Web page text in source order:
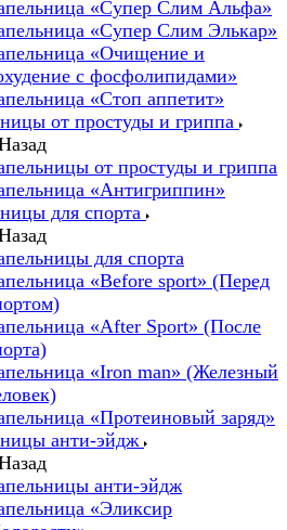
«Супер Слим Альфа»
«Супер Слим Элькар»
«Очищение и
с фосфолипидами»
«Стоп аппетит»
от простуды и гриппа
от простуды и гриппа
«Антигриппин»
для спорта
для спорта
«Before sport» (Перед
«After Sport» (После
«Iron man» (Железный
«Протеиновый заряд»
анти-эйдж
анти-эйдж
«Эликсир